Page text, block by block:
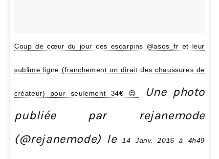
Coup de cœur du jour ces escarpins @asos_fr et leur
sublime ligne (franchement on dirait des chaussures de
créateur) pour seulement 34€ 😍
Une photo
publiée par rejanemode
(@rejanemode) le14 Janv. 2016 à 4h49